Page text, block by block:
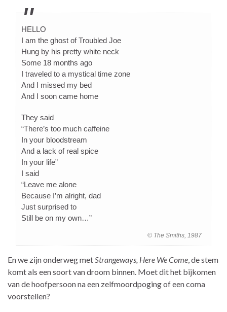
HELLO
I am the ghost of Troubled Joe
Hung by his pretty white neck
Some 18 months ago
I traveled to a mystical time zone
And I missed my bed
And I soon came home
They said
“There’s too much caffeine
In your bloodstream
And a lack of real spice
In your life”
I said
“Leave me alone
Because I’m alright, dad
Just surprised to
Still be on my own…”
© The Smiths, 1987
En we zijn onderweg met Strangeways, Here We Come , de stem
komt als een soort van droom binnen. Moet dit het bijkomen
van de hoofpersoon na een zelfmoordpoging of een coma
voorstellen?